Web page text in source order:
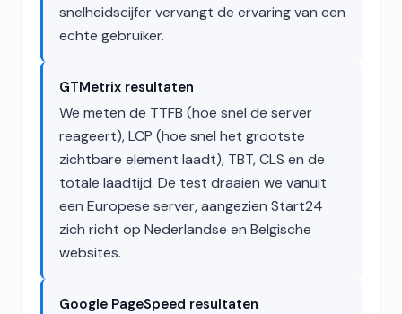
snelheidscijfer vervangt de ervaring van een
echte gebruiker.
GTMetrix resultaten
We meten de TTFB (hoe snel de server
reageert), LCP (hoe snel het grootste
zichtbare element laadt), TBT, CLS en de
totale laadtijd. De test draaien we vanuit
een Europese server, aangezien Start24
zich richt op Nederlandse en Belgische
websites.
Google PageSpeed resultaten